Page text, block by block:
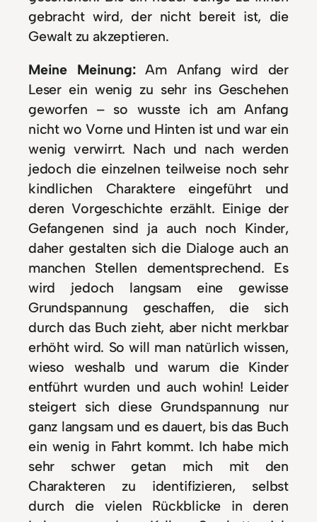
gebracht wird, der nicht bereit ist, die
Gewalt zu akzeptieren.
Meine Meinung:Am Anfang wird der
Leser ein wenig zu sehr ins Geschehen
geworfen – so wusste ich am Anfang
nicht wo Vorne und Hinten ist und war ein
wenig verwirrt. Nach und nach werden
jedoch die einzelnen teilweise noch sehr
kindlichen Charaktere eingeführt und
deren Vorgeschichte erzählt. Einige der
Gefangenen sind ja auch noch Kinder,
daher gestalten sich die Dialoge auch an
manchen Stellen dementsprechend. Es
wird jedoch langsam eine gewisse
Grundspannung geschaffen, die sich
durch das Buch zieht, aber nicht merkbar
erhöht wird. So will man natürlich wissen,
wieso weshalb und warum die Kinder
entführt wurden und auch wohin! Leider
steigert sich diese Grundspannung nur
ganz langsam und es dauert, bis das Buch
ein wenig in Fahrt kommt. Ich habe mich
sehr schwer getan mich mit den
Charakteren zu identifizieren, selbst
durch die vielen Rückblicke in deren